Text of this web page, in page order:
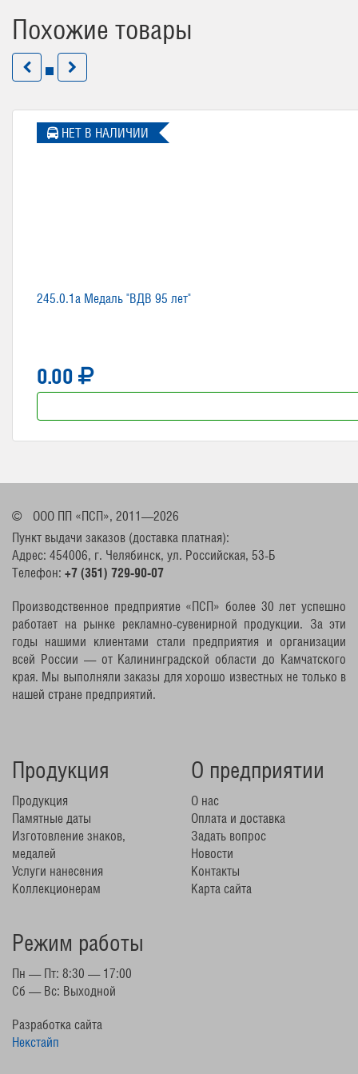
Похожие товары
245.0.1a Медаль "ВДВ 95 лет"
0.00
НЕТ В НАЛИЧИИ
©
ООО ПП «ПСП», 2011—2026
Пункт выдачи заказов (доставка платная):
Адрес: 454006, г. Челябинск, ул. Российская, 53-Б
Телефон: +7 (351) 729-90-07
Производственное предприятие «ПСП» более 30 лет успешно
работает на рынке рекламно-сувенирной продукции. За эти
годы нашими клиентами стали предприятия и организации
всей России — от Калининградской области до Камчатского
края. Мы выполняли заказы для хорошо известных не только в
нашей стране предприятий.
Продукция
Продукция
Памятные даты
Изготовление знаков,
медалей
Услуги нанесения
Коллекционерам
О предприятии
О нас
Оплата и доставка
Задать вопрос
Новости
Контакты
Карта сайта
Режим работы
Пн — Пт: 8:30 — 17:00
Сб — Вс: Выходной
Разработка сайта
Некстайп